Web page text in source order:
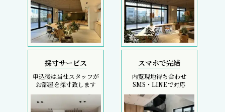
採寸サービス
申込後は当社スタッフが
お部屋を採寸致します
スマホで完結
内覧現地待ち合わせ
SMS・LINEで対応